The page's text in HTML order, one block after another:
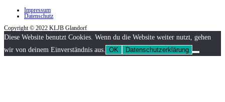
Impressum
Datenschutz
Copyright © 2022 KLJB Glandorf
Diese Website benutzt Cookies. Wenn du die Website weiter nutzt, gehen
wir von deinem Einverständnis aus. OK Datenschutzerklärung